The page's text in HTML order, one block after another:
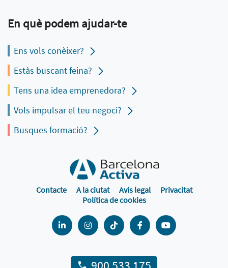
En què podem ajudar-te
Ens vols conèixer?
Estàs buscant feina?
Tens una idea emprenedora?
Vols impulsar el teu negoci?
Busques formació?
Contacte A la ciutat Avís legal
Privacitat
Política de cookies